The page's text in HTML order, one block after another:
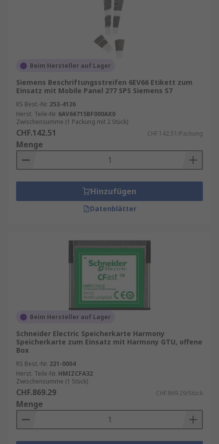
Beim Hersteller auf Lager
Siemens Beschriftungsstreifen 6EV66 Etikett zum
Einsatz mit Mobile Panel 277 SPS Siemens S7
RS Best.-Nr. 253-4126
Herst. Teile-Nr. 6AV66715BF000AX0
Zwischensumme (1 Packung mit 2 Stück)
CHF.142.51 CHF.142.51/Packung
Menge
Hinzufügen
Datenblätter
Beim Hersteller auf Lager
Schneider Electric Speicherkarte Harmony
Speicherkarte zum Einsatz mit Harmony GTU, offene
Box
RS Best.-Nr. 221-0004
Herst. Teile-Nr. HMIZCFA32
Zwischensumme (1 Stück)
CHF.869.29 CHF.869.29/Stück
Menge